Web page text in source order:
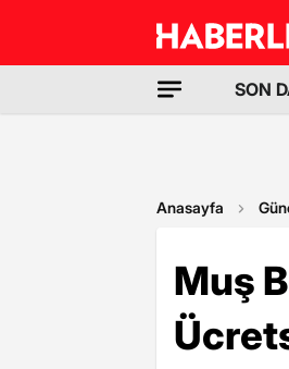
SON
Anasayfa
Muş